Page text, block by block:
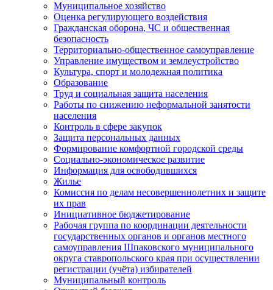
Муниципальное хозяйство
Оценка регулирующего воздействия
Гражданская оборона, ЧС и общественная
безопасность
Территориально-общественное самоуправление
Управление имуществом и землеустройство
Культура, спорт и молодежная политика
Образование
Труд и социальная защита населения
Работы по снижению неформальной занятости
населения
Контроль в сфере закупок
Защита персональных данных
Формирование комфортной городской среды
Социально-экономическое развитие
Информация для освободившихся
Жилье
Комиссия по делам несовершеннолетних и защите
их прав
Инициативное бюджетирование
Рабочая группа по координации деятельности
государственных органов и органов местного
самоуправления Шпаковского муниципального
округа ставропольского края при осуществлении
регистрации (учёта) избирателей
Муниципальный контроль